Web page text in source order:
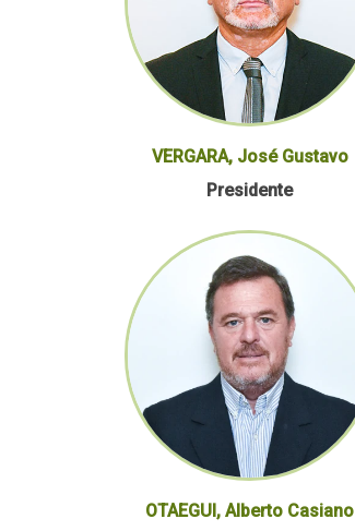
VERGARA, José Gustavo
Presidente
OTAEGUI, Alberto Casiano